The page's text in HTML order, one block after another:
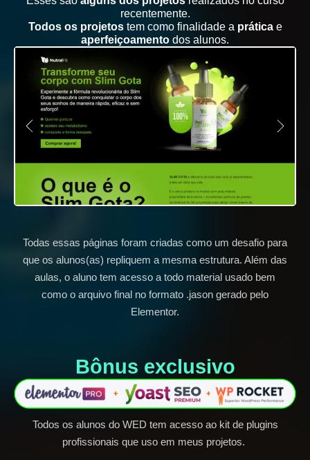
recentemente.
Todos os projetos tem como finalidade a prática e
aperfeiçoamento dos alunos.
Todas essas páginas foram criadas como um desafio para
que os alunos(as) repliquem a mesma estrutura. Além das
aulas, o aluno tem acesso a todo material usado bem
como o arquivo final no formato .jason gerado pelo
Elementor.
Bônus exclusivo​
Todos os alunos do WED tem acesso ao kit de plugins
profissionais que uso em meus projetos.